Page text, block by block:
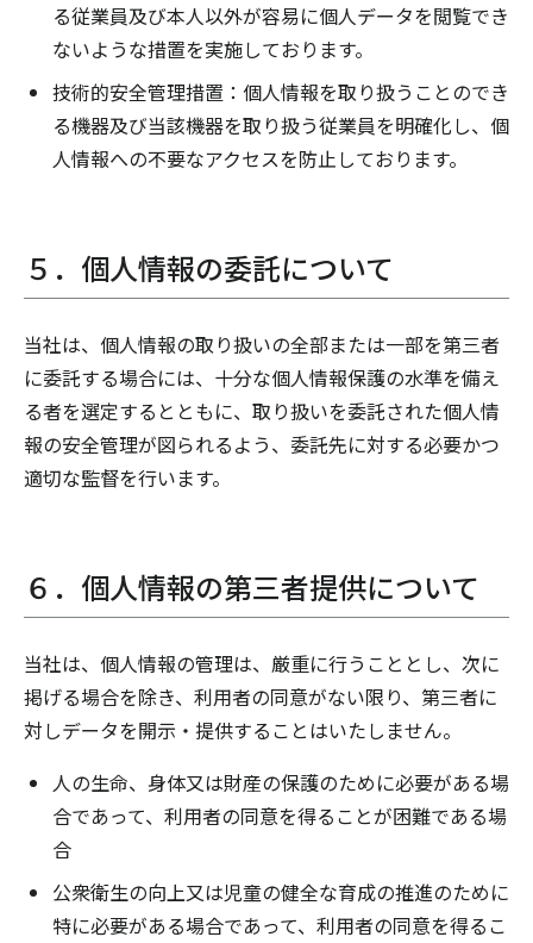
る従業員及び本人以外が容易に個人データを閲覧でき
ないような措置を実施しております。
技術的安全管理措置：個人情報を取り扱うことのでき
る機器及び当該機器を取り扱う従業員を明確化し、個
人情報への不要なアクセスを防止しております。
５．個人情報の委託について
当社は、個人情報の取り扱いの全部または一部を第三者
に委託する場合には、十分な個人情報保護の水準を備え
る者を選定するとともに、取り扱いを委託された個人情
報の安全管理が図られるよう、委託先に対する必要かつ
適切な監督を行います。
６．個人情報の第三者提供について
当社は、個人情報の管理は、厳重に行うこととし、次に
掲げる場合を除き、利用者の同意がない限り、第三者に
対しデータを開示・提供することはいたしません。
人の生命、身体又は財産の保護のために必要がある場
合であって、利用者の同意を得ることが困難である場
合
公衆衛生の向上又は児童の健全な育成の推進のために
特に必要がある場合であって、利用者の同意を得るこ